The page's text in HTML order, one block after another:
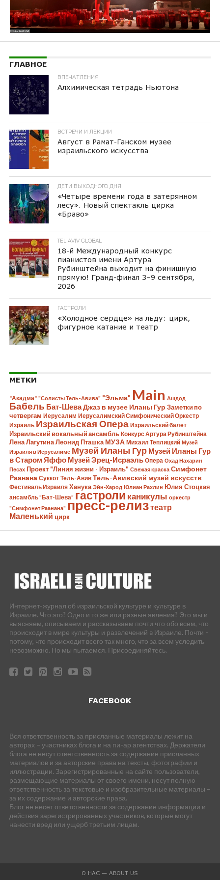
ГЛАВНОЕ
ВПЕЧАТЛЕНИЯ
Алхимическая тетрадь Ньютона
ВСТРЕЧИ И ЛЕКЦИИ
Август в Рамат-Ганском музее
израильского искусства
ДЕТИ ВЫХОДНОГО ДНЯ
«Четыре времени года в затерянном
лесу». Новый спектакль цирка
«Браво»
TEL AVIV GLOBAL
18-й Международный конкурс
пианистов имени Артура
Рубинштейна выходит на финишную
прямую! Гранд-финал 3–9 сентября,
2026
ГАСТРОЛИ
«Холодное сердце» на льду: цирк,
фигурное катание и театр
МЕТКИ
"Акадма" "Солисты Тель-Авива" "Эльма" Main Ашдод
Бабель Бат-ШеваДжаз в музее Иланы Гур Заметки по
четвергам Иерусалим Иерусалимский Симфонический Оркестр
Израиль Израильская Опера Израильский балет
Израильский вокальный ансамбль Конкурс Артура Рубинштейна
Лена Лагутина Леонид Пташка МУЗА Михаил Теплицкий Музей
Израиля в Иерусалиме Музей Иланы Гур Музей Иланы Гур
в Старом Яффо Музей Эрец-Исраэль Опера Охад Нахарин
Песах Проект "Линия жизни - Израиль" Свежая краска Симфонет
Раанана Суккот Тель-Авив Тель-Авивский музей искусств
Фестиваль Израиля Ханука Эйн-Харод Юлиан Рахлин Юлия Стоцкая
ансамбль "Бат-Шева" гастроли каникулы оркестр
"Симфонет Раанана" пресс-релизтеатр
Маленький цирк
Интернет-журнал об израильской культуре и культуре в
Израиле. Что это? Одно и то же или разные явления? Это мы и
выясняем, описываем и рассказываем почти что обо всем, что
происходит в мире культуры и развлечений в Израиле. Почти -
потому, что происходит всего так много, что за всем уследить
невозможно. Но мы пытаемся. Присоединяйтесь.
FACEBOOK
Вся ответственность за присланные материалы лежит на
авторах – участниках блога и на пи-ар агентствах. Держатели
блога не несут ответственность за содержание присланных
материалов и за авторские права на тексты, фотографии и
иллюстрации. Зарегистрированные на сайте пользователи,
размещающие материалы от своего имени, несут полную
ответственность за текстовые и изобразительные материалы –
за их содержание и авторские права.
Блог не несет ответственности за содержание информации и
действия зарегистрированных участников, которые могут
нанести вред или ущерб третьим лицам.
О НАС — ABOUT US